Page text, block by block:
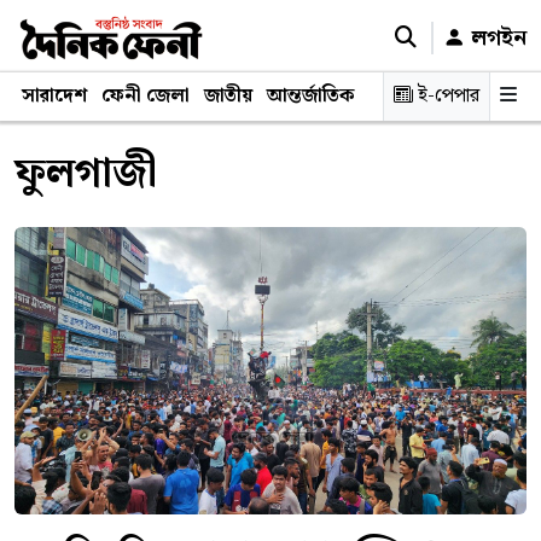
লগইন
সারাদেশ ফেনী জেলা জাতীয় আন্তর্জাতিক রাজনীতি স্বাস্থ্য শিক্ষা
ই-পেপার
ফুলগাজী